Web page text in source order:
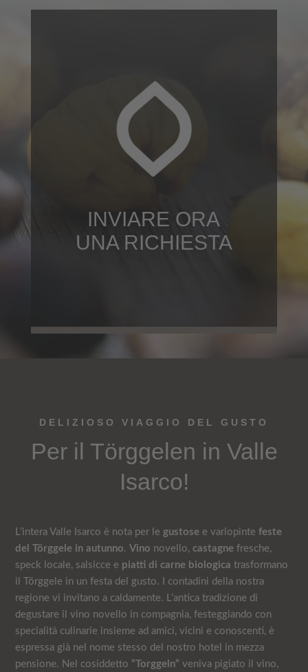
INVIARE ORA
UNA RICHIESTA
DELIZIOSO VIAGGIO DEL GUSTO
Per il Törggelen in Valle
Isarco!
L’intera Valle Isarco è nota per le gustose e variopintefeste
del Törggele in autunno.Vino novello,castagne fresche,
speck locale, salsicce e piatti di carne biologica trasformano
il Törggele in un festa del gusto. I contadini della nostra
regione vi invitano a caldamente. L’antica tradizione di
degustare il vino novello in compagnia, festeggiando con
specialità culinarie insieme ad amici, vicini e conoscenti, è
espressa già nel nome stesso del nostro hotel in mezza
pensione. Nel cosiddetto “Torggeln” veniva pigiato il vino,